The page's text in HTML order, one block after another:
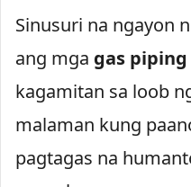
Sinusuri na ngayon
ang mga gas
kagamitan sa loob
malaman kung
pagtagas na